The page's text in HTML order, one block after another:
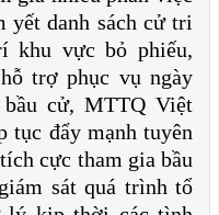
yết danh sách cử tri
khu vực bỏ phiếu,
trợ phục vụ ngày
cử, MTTQ Việt
tục đẩy mạnh tuyên
cực tham gia bầu
sát quá trình tổ